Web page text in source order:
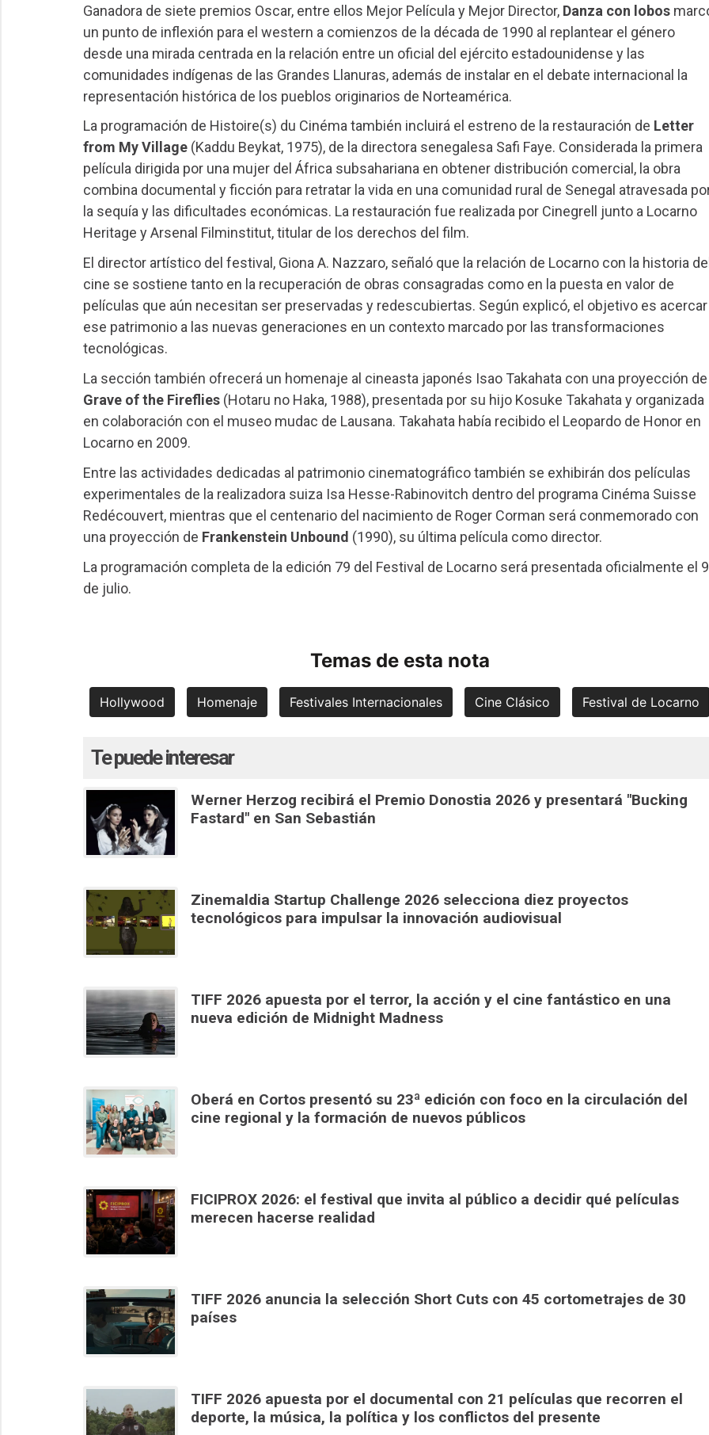
Ganadora de siete premios Oscar, entre ellos Mejor Película y Mejor Director, Danza con lobos
un punto de inflexión para el western a comienzos de la década de 1990 al replantear el género
desde una mirada centrada en la relación entre un oficial del ejército estadounidense y las
comunidades indígenas de las Grandes Llanuras, además de instalar en el debate internacional la
representación histórica de los pueblos originarios de Norteamérica.
La programación de Histoire(s) du Cinéma también incluirá el estreno de la restauración de Letter
from My Village(Kaddu Beykat, 1975), de la directora senegalesa Safi Faye. Considerada la primera
película dirigida por una mujer del África subsahariana en obtener distribución comercial, la obra
combina documental y ficción para retratar la vida en una comunidad rural de Senegal atravesada
la sequía y las dificultades económicas. La restauración fue realizada por Cinegrell junto a Locarno
Heritage y Arsenal Filminstitut, titular de los derechos del film.
El director artístico del festival, Giona A. Nazzaro, señaló que la relación de Locarno con la historia del
cine se sostiene tanto en la recuperación de obras consagradas como en la puesta en valor de
películas que aún necesitan ser preservadas y redescubiertas. Según explicó, el objetivo es acercar
ese patrimonio a las nuevas generaciones en un contexto marcado por las transformaciones
tecnológicas.
La sección también ofrecerá un homenaje al cineasta japonés Isao Takahata con una proyección de
Grave of the Fireflies(Hotaru no Haka, 1988), presentada por su hijo Kosuke Takahata y organizada
en colaboración con el museo mudac de Lausana. Takahata había recibido el Leopardo de Honor en
Locarno en 2009.
Entre las actividades dedicadas al patrimonio cinematográfico también se exhibirán dos películas
experimentales de la realizadora suiza Isa Hesse-Rabinovitch dentro del programa Cinéma Suisse
Redécouvert, mientras que el centenario del nacimiento de Roger Corman será conmemorado con
una proyección de Frankenstein Unbound (1990), su última película como director.
La programación completa de la edición 79 del Festival de Locarno será presentada oficialmente el 9
de julio.
Temas de esta nota
Hollywood Homenaje Festivales Internacionales Cine Clásico Festival de Locarno
Te puede interesar
Werner Herzog recibirá el Premio Donostia 2026 y presentará "Bucking
Fastard" en San Sebastián
Zinemaldia Startup Challenge 2026 selecciona diez proyectos
tecnológicos para impulsar la innovación audiovisual
TIFF 2026 apuesta por el terror, la acción y el cine fantástico en una
nueva edición de Midnight Madness
Oberá en Cortos presentó su 23ª edición con foco en la circulación del
cine regional y la formación de nuevos públicos
FICIPROX 2026: el festival que invita al público a decidir qué películas
merecen hacerse realidad
TIFF 2026 anuncia la selección Short Cuts con 45 cortometrajes de 30
países
TIFF 2026 apuesta por el documental con 21 películas que recorren el
deporte, la música, la política y los conflictos del presente